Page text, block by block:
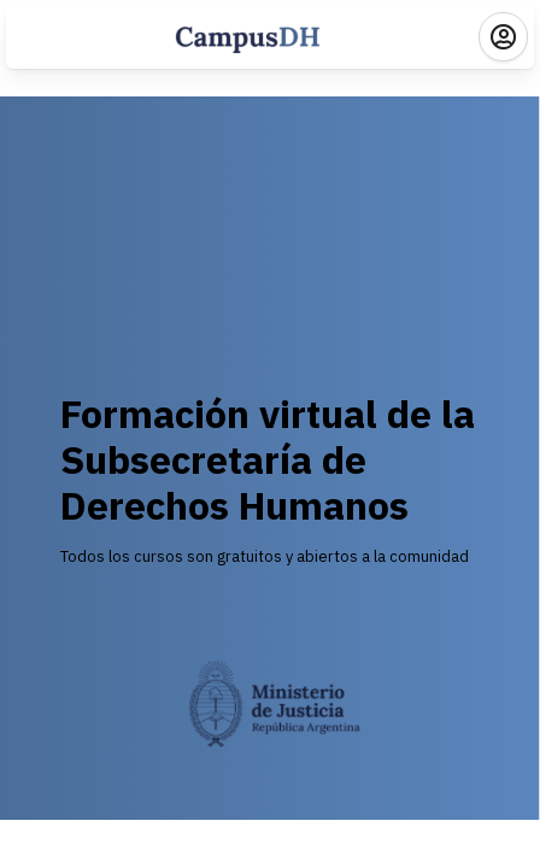
Formación virtual de la
Subsecretaría de
Derechos Humanos
Todos los cursos son gratuitos y abiertos a la comunidad